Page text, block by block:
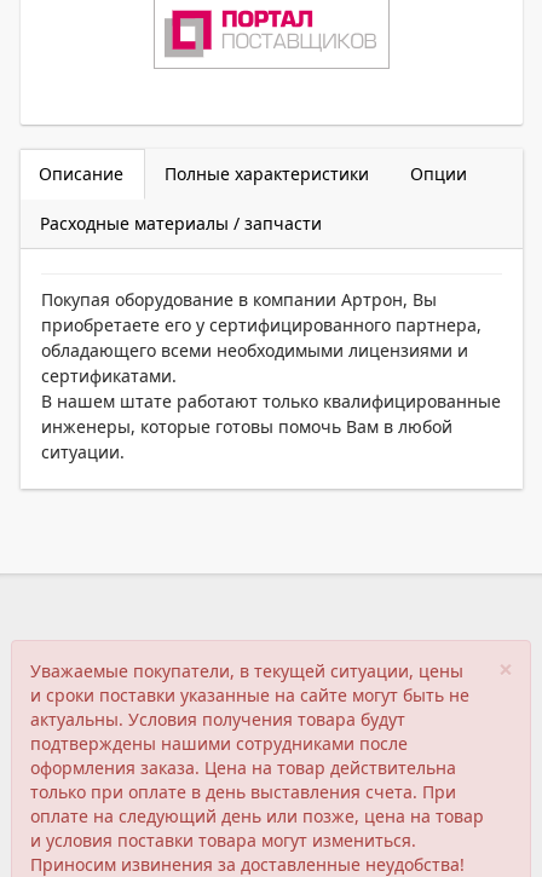
Описание Полные характеристики Опции
Расходные материалы / запчасти
Покупая оборудование в компании Артрон, Вы
приобретаете его у сертифицированного партнера,
обладающего всеми необходимыми лицензиями и
сертификатами.
В нашем штате работают только квалифицированные
инженеры, которые готовы помочь Вам в любой
ситуации.
×
Уважаемые покупатели, в текущей ситуации, цены
и сроки поставки указанные на сайте могут быть не
актуальны. Условия получения товара будут
подтверждены нашими сотрудниками после
оформления заказа. Цена на товар действительна
только при оплате в день выставления счета. При
оплате на следующий день или позже, цена на товар
и условия поставки товара могут измениться.
Приносим извинения за доставленные неудобства!